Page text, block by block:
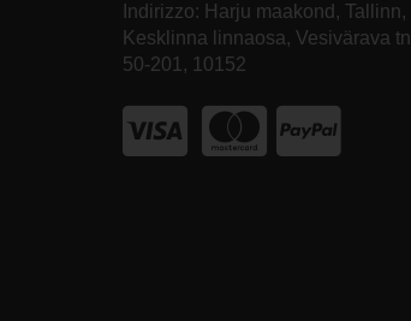
Indirizzo: Harju maakond, Tallinn,
Kesklinna linnaosa, Vesivärava tn
50-201, 10152